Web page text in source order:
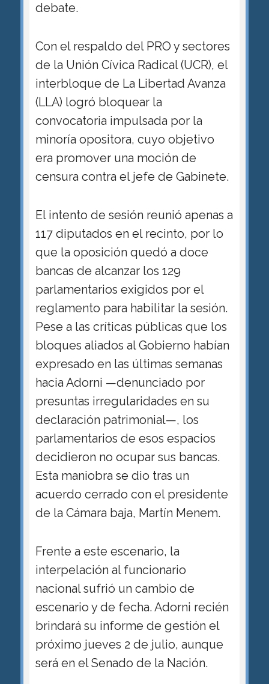
debate.
Con el respaldo del PRO y sectores
de la Unión Cívica Radical (UCR), el
interbloque de La Libertad Avanza
(LLA) logró bloquear la
convocatoria impulsada por la
minoría opositora, cuyo objetivo
era promover una moción de
censura contra el jefe de Gabinete.
El intento de sesión reunió apenas a
117 diputados en el recinto, por lo
que la oposición quedó a doce
bancas de alcanzar los 129
parlamentarios exigidos por el
reglamento para habilitar la sesión.
Pese a las críticas públicas que los
bloques aliados al Gobierno habían
expresado en las últimas semanas
hacia Adorni —denunciado por
presuntas irregularidades en su
declaración patrimonial—, los
parlamentarios de esos espacios
decidieron no ocupar sus bancas.
Esta maniobra se dio tras un
acuerdo cerrado con el presidente
de la Cámara baja, Martín Menem.
Frente a este escenario, la
interpelación al funcionario
nacional sufrió un cambio de
escenario y de fecha. Adorni recién
brindará su informe de gestión el
próximo jueves 2 de julio, aunque
será en el Senado de la Nación.